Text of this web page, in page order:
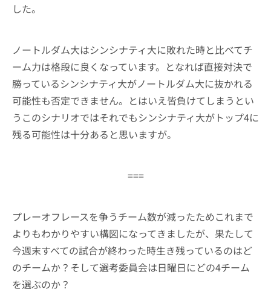
した。
ノートルダム大はシンシナティ大に敗れた時と比べてチ
ーム力は格段に良くなっています。となれば直接対決で
勝っているシンシナティ大がノートルダム大に抜かれる
可能性も否定できません。とはいえ皆負けてしまうとい
うこのシナリオではそれでもシンシナティ大がトップ4に
残る可能性は十分あると思いますが。
===
プレーオフレースを争うチーム数が減ったためこれまで
よりもわかりやすい構図になってきましたが、果たして
今週末すべての試合が終わった時生き残っているのはど
のチームか？そして選考委員会は日曜日にどの4チーム
を選ぶのか？